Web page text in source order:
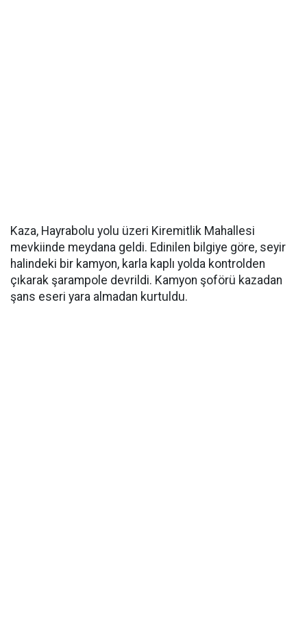
Kaza, Hayrabolu yolu üzeri Kiremitlik Mahallesi
mevkiinde meydana geldi. Edinilen bilgiye göre, seyir
halindeki bir kamyon, karla kaplı yolda kontrolden
çıkarak şarampole devrildi. Kamyon şoförü kazadan
şans eseri yara almadan kurtuldu.